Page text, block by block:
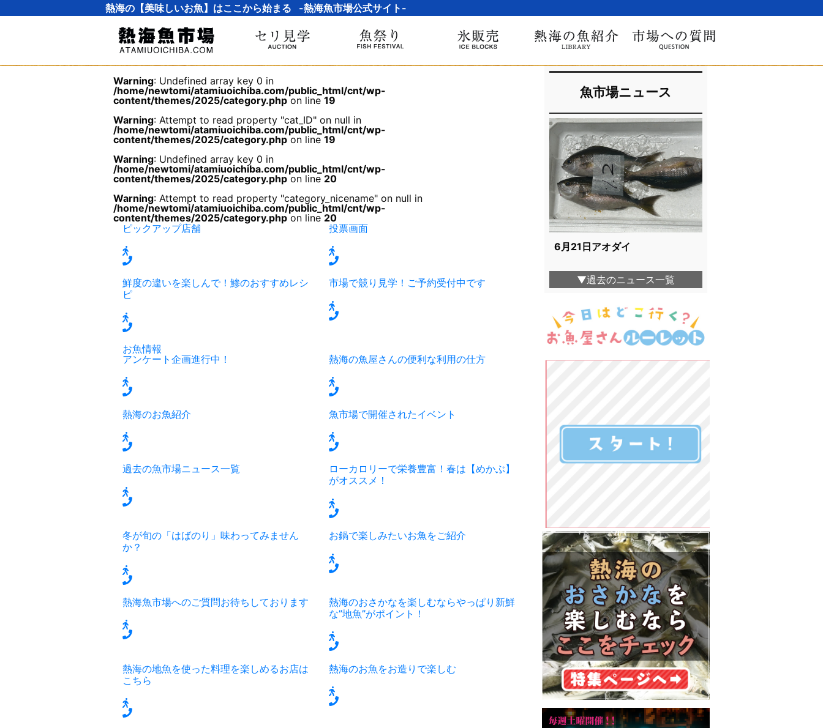
熱海の【美味しいお魚】はここから始まる -熱海魚市場公式サイト-
Warning: Undefined array key 0 in
/home/newtomi/atamiuoichiba.com/public_html/cnt/wp-
content/themes/2025/category.phpon line 19
Warning: Attempt to read property "cat_ID" on null in
/home/newtomi/atamiuoichiba.com/public_html/cnt/wp-
content/themes/2025/category.phpon line 19
Warning: Undefined array key 0 in
/home/newtomi/atamiuoichiba.com/public_html/cnt/wp-
content/themes/2025/category.phpon line 20
Warning: Attempt to read property "category_nicename" on null in
/home/newtomi/atamiuoichiba.com/public_html/cnt/wp-
content/themes/2025/category.phpon line 20
ピックアップ店舗
投票画面
鮮度の違いを楽しんで！鯵のおすすめレシ
ピ
お魚情報
市場で競り見学！ご予約受付中です
アンケート企画進行中！ 熱海の魚屋さんの便利な利用の仕方
熱海のお魚紹介 魚市場で開催されたイベント
過去の魚市場ニュース一覧
ローカロリーで栄養豊富！春は【めかぶ】
がオススメ！
冬が旬の「はばのり」味わってみません
か？
お鍋で楽しみたいお魚をご紹介
熱海魚市場へのご質問お待ちしております
熱海のおさかなを楽しむならやっぱり新鮮
な”地魚”がポイント！
熱海の地魚を使った料理を楽しめるお店は
こちら
熱海のお魚をお造りで楽しむ
魚市場ニュース
6月21日アオダイ
▼過去のニュース一覧